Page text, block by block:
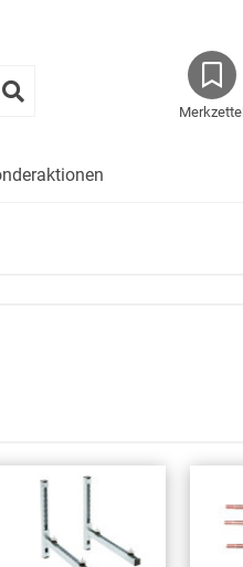
Merkzettel